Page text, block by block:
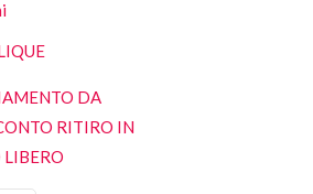
DA
RITIRO IN